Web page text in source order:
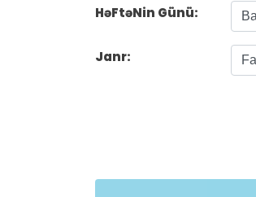
HəFtəNin Günü:
Janr: